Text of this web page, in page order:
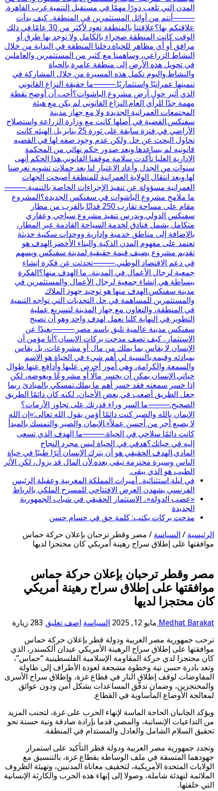
المدن التي تلعب دورًا مهمًا في مستقبل التنمية غرب القاهرة.
⸻أنتم من أوائل المستثمرين في المنطقة.. كيف بدأت
علاقتكم بها؟علاقتنا بالمنطقة تعود لأكثر من 30 عامًا.في ذلك
الوقت كانت المنطقة صحراء بالكامل ولا توجد بها طرق أو
مرافق أو أي مظاهر للحياة.دخلنا المنطقة في البداية من خلال
النشاط الزراعي، وساهمنا مع كثير من المستثمرين والعاملين
في تحويل هذه الأرض إلى منطقة عامرة بالحياة
والنشاط.واليوم نكمل هذه المسيرة من خلال المشاركة في
تنميتها عمرانيًا واستثماريًا.⸻ما حقيقة النزاع القانوني
الذي أثير حول أرض مشروع الباشوات؟أحب أن أوضح نقطة
مهمة جدًا للرأي العام.النزاع القانوني لم يكن مع هيئة
المجتمعات العمرانية الجديدة ولا مع جهاز مدينة
سفنكس.القضية في أصلها كانت مع وزارة الزراعة واستصلاح
الأراضي في فترة سابقة على ثورة 25 يناير.بل الهيئه كانت
تحاول البحث عن حل ولكن عدم وجود صفه لها في القضيه
قانونيه لم يساعدها.وبعد صدور حكم نهائي من المحكمة
الإدارية العليا تأكدت سلامة موقفنا القانوني.هذا الحكم أنهى
سنوات من الجدل وأعاد الاعتبار لنا بعد حملات تشويه تعرضنا
لها.وبعد انتقال الولاية العمرانية للمنطقة أصبحت الجهات
العمرانية مسؤولة عن تنفيذ الإجراءات الخاصة بالتنمية.⸻
ما ملامح مشروع الباشوات في سفنكس الجديدة؟المشروع
مقام على مساحة تقارب 250 فدانًا بالقرب من مطار
سفنكس الدولي.وندرس تنفيذ مشروع سياحي وعقاري
متكامل يشمل فنادق لخدمة السياحة القادمة عبر المطار،
بالإضافة إلى مناطق خدمية وإدارية ووحدات سكنية حديثة
تعتمد على مفهوم المدن الذكية والبناء الأخضر.الهدف هو
تقديم مشروع يضيف قيمة حقيقية لمدينة سفنكس ويسهم
في دعم الاقتصاد الوطني.⸻تحدثت عن فكرة إنشاء
جمعية لرجال الأعمال في المدينة.. ما الهدف منها؟الفكرة
ببساطة هي إنشاء جمعية لرجال الأعمال والمستثمرين في
مدينة سفنكس.الهدف منها هو توحيد جهود الملاك
والمستثمرين للمساهمة في حل التحديات التي تواجه التنمية
في المنطقة، والتعاون مع جهاز المدينة لتسريع عملية
التطوير.في النهاية كلنا نعمل لهدف واحد وهو أن تصبح
سفنكس مدينة عالمية تليق باسم مصر.⸻بعيدًا عن
الاستثمار.. كيف تصف مدحت بركات الإنسان؟أنا مؤمن أن
الإنسان لا يقاس بما يملك من مال أو مشروعات، بل يقاس
بمبادئه وقيمه.بالنسبة لي أهم شيء في الحياة هو الاسم
والسمعة والكرامة، وهي أمور أحرص عليها وأدافع عنها طوال
حياتي.الإنسان يمكن أن يخسر مالًا أو مشروعًا ويعوضه، لكن
إذا خسر سمعته فقد خسر أهم ما يملك.تمسكي بالمبادئ ربما
جعل الطريق أصعب في بعض الأحيان، لكنه كان دائمًا الطريق
الصحيح.⸻ما السر وراء قدرتك على تجاوز الأزمات؟
الإيمان بالله والصبر.كنت دائمًا أؤمن بقول الله تعالى:«إن الله
لا يضيع أجر من أحسن عملاً».الإيمان والصبر والتمسك بالمبدأ
كانت دائمًا سلاحي في الحياة.⸻ما الهدف الذي تسعى
إليه في حياتك؟هدفي في الحياة ليس مجرد النجاح
المادي.الهدف الحقيقي هو أن يترك الإنسان أثرًا طيبًا في حياة
الناس وسيرة محترمة تبقى بعده.لأن المال قد يزول، لكن الأثر
الطيب هو الذي يبقى.
في ليلة استثنائية.. أميرات المملكة المغربية وعقيلة الرئيس
الفرنسي يشهدن العرض الافتتاحي للمسرح الملكي بالرباط
«عصب الدولة».. الاستثمار الحقيقي في شباب الجمهورية
الجديدة
مدحت بركات يكتب: كلمة حق في حسام حسن
الرئيسية / السياسة / مصر وقطر ترحبان بإعلان حركة حماس
موافقتها على إطلاق سراح رهينة أمريكي كان محتجزا لديها
مصر وقطر ترحبان بإعلان حركة حماس
موافقتها على إطلاق سراح رهينة أمريكي
كان محتجزا لديها
Medhat Barakat مايو 12, 2025 السياسة اضف تعليق 283 زيارة
ترحب جمهورية مصر العربية ودولة قطر بإعلان حركة حماس
موافقتها على إطلاق سراح الرهينة الأمريكي عيدان ألكسندر، الذي
كان محتجزا لدي حركة المقاومة الإسلامية الفلسطينية “حماس”،
وتعد بادرة حسن نية وخطوة مشجعة لعودة الأطراف إلى طاولة
المفاوضات لوقف إطلاق النار في قطاع غزة، وإطلاق سراح الأسرى
والمحتجزين، وضمان تدفّق المساعدات بشكل آمن ودون عوائق
لمعالجة الأوضاع المأساوية في القطاع.
ويؤكد الجانبان الحاجة الماسة لإنهاء الحرب على غزة، لتجنب المزيد
من التداعيات الإنسانية، والمضي قدما بإرادة صادقة ونية حسنة نحو
تحقيق السلام الشامل والعادل والمستدام في المنطقة.
وتجدد جمهورية مصر العربية ودولة قطر التأكيد على استمرار
جهودهما المتسقة في ملف الوساطة بقطاع غزة، بالتنسيق مع
الولايات المتحدة الأمريكية، لتخفيف معاناة المدنيين، وتهيئة الظروف
الملائمة لتهدئة شاملة، وصولا إلى إنهاء هذه الحرب والكارثة الإنسانية
التي خلفتها.